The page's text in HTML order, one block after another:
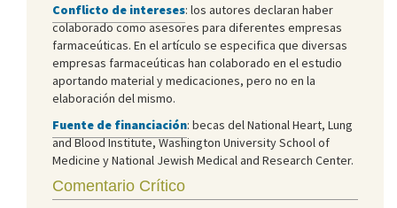
Conflicto de intereses: los autores declaran haber
colaborado como asesores para diferentes empresas
farmaceúticas. En el artículo se especifica que diversas
empresas farmaceúticas han colaborado en el estudio
aportando material y medicaciones, pero no en la
elaboración del mismo.
Fuente de financiación: becas del National Heart, Lung
and Blood Institute, Washington University School of
Medicine y National Jewish Medical and Research Center.
Comentario Crítico